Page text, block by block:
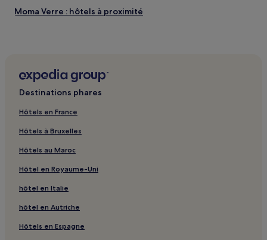
Moma Verre : hôtels à proximité
Gare de Vig : hôtels à proximité
Vig : hôtels 2 étoiles
Destinations phares
Hôtels en France
Hôtels à Bruxelles
Hôtels au Maroc
Hôtel en Royaume-Uni
hôtel en Italie
hôtel en Autriche
Hôtels en Espagne